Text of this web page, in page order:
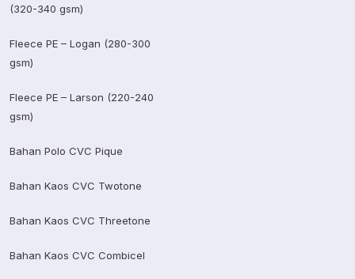
(320-340 gsm)
Fleece PE – Logan (280-300
gsm)
Fleece PE – Larson (220-240
gsm)
Bahan Polo CVC Pique
Bahan Kaos CVC Twotone
Bahan Kaos CVC Threetone
Bahan Kaos CVC Combicel